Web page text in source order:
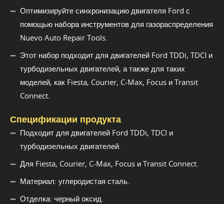
Оптимизируйте синхронизацию двигателя Ford с
помощью набора инструментов для газораспределения
Nuevo Auto Repair Tools.
Этот набор подходит для двигателей Ford TDDi, TDCI и
турбодизельных двигателей, а также для таких
моделей, как Fiesta, Courier, C-Max, Focus и Transit
Connect.
Спецификации продукта
Подходит для двигателей Ford TDDi, TDCI и
турбодизельных двигателей.
Для Fiesta, Courier, C-Max, Focus и Transit Connect.
Материал: углеродистая сталь.
Отделка: черный оксид.